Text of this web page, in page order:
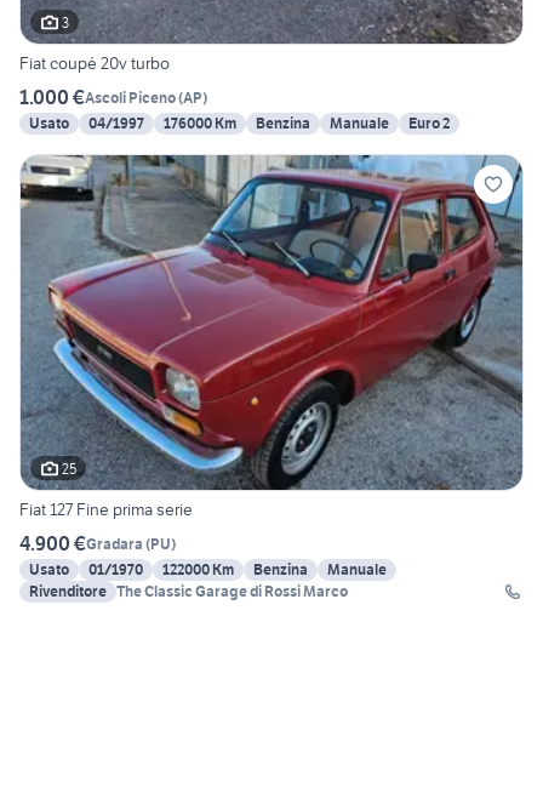
3
Fiat coupé 20v turbo
1.000 €Ascoli Piceno(AP)
Usato
04/1997 176000 Km Benzina Manuale Euro 2
25
Fiat 127 Fine prima serie
4.900 €Gradara (PU)
Usato
01/1970 122000 Km Benzina
Manuale
Rivenditore The Classic Garage di Rossi Marco